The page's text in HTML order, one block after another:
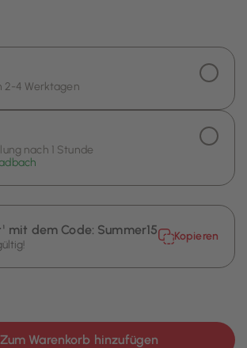
2-4 Werktagen
nach 1 Stunde
mit dem Code: Summer15 Kopieren
Zum Warenkorb hinzufügen